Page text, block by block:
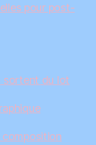
pour post-
sortent du lot
composition